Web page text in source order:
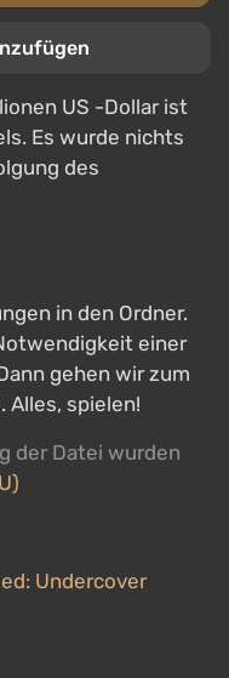
US -Dollar ist
Es wurde nichts
des
in den Ordner.
einer
gehen wir zum
Alles, spielen!
der Datei wurden
Undercover